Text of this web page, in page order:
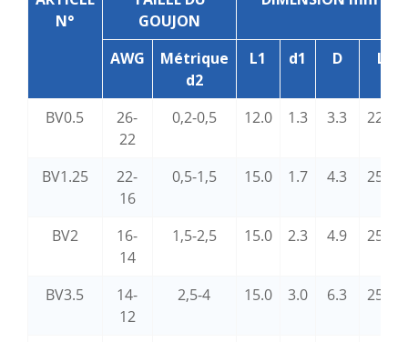
N°
GOUJON
AWG
Métrique
d2
L1 d1 D L
BV0.5
26-
22
0,2-0,5 12.0 1.3 3.3 22.0
BV1.25
22-
16
0,5-1,5 15.0 1.7 4.3 25.0
BV2
16-
14
1,5-2,5 15.0 2.3 4.9 25.0
BV3.5
14-
12
2,5-4 15.0 3.0 6.3 25.0